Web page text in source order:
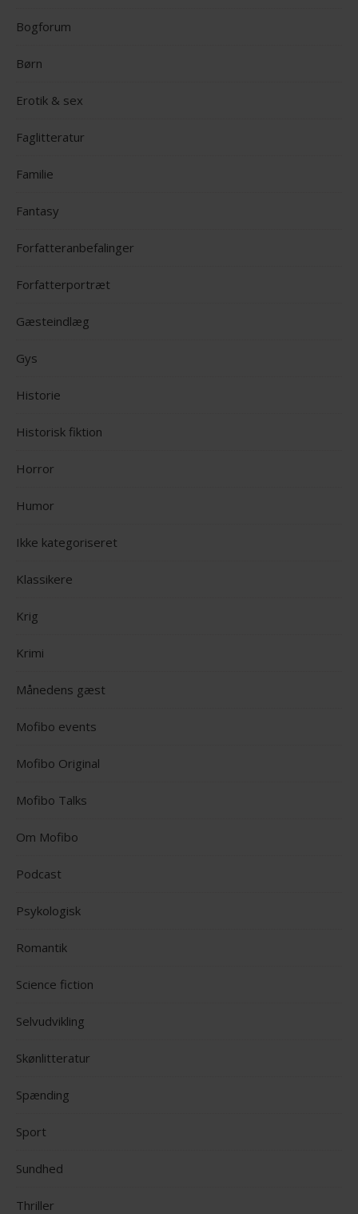
Bogforum
Børn
Erotik & sex
Faglitteratur
Familie
Fantasy
Forfatteranbefalinger
Forfatterportræt
Gæsteindlæg
Gys
Historie
Historisk fiktion
Horror
Humor
Ikke kategoriseret
Klassikere
Krig
Krimi
Månedens gæst
Mofibo events
Mofibo Original
Mofibo Talks
Om Mofibo
Podcast
Psykologisk
Romantik
Science fiction
Selvudvikling
Skønlitteratur
Spænding
Sport
Sundhed
Thriller